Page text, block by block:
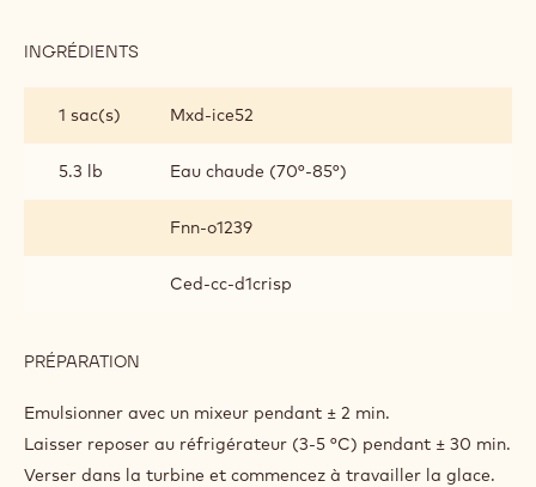
INGRÉDIENTS
RUSH
1 sac(s) Mxd-ice52
5.3 lb Eau chaude (70°-85°)
Fnn-o1239
Ced-cc-d1crisp
PRÉPARATION
CHOCO
Emulsionner avec un mixeur pendant ± 2 min.
Laisser reposer au réfrigérateur (3-5 °C) pendant ± 30 min.
Verser dans la turbine et commencez à travailler la glace.